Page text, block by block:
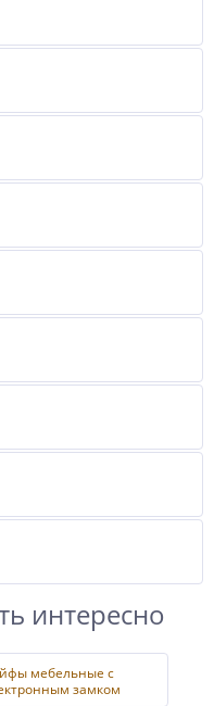
интересно
мебельные с
замком